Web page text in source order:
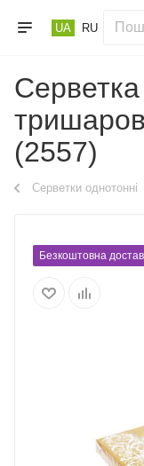
UA RU
(2557)
Серветки однотонні
Безкоштовна